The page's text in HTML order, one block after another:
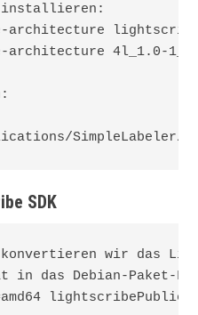
installieren:
architecture
4l_1.0-
SimpleLabeler/
SDK
wir das
in das Debian-Paket-